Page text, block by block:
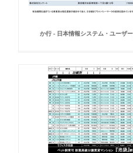
か行 - 日本情報システム・ユーザ